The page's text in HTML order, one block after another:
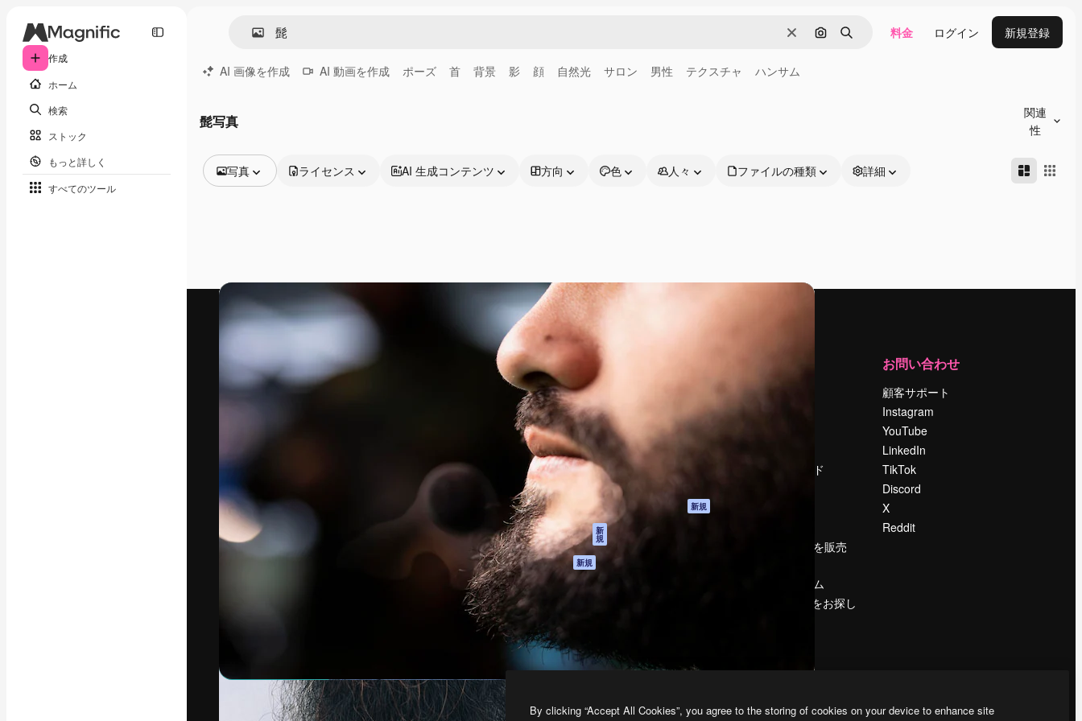
作成
ホーム
検索
ストック
もっと詳しく
すべてのツール
消去 画像で検索
検索 料金 ログイン 新規登録
AI 画像を作成 AI 動画を作成 ポーズ 首 背景 影 顔 自然光 サロン 男性 テクスチャ ハンサム
髭写真
関連
性
写真
動画
映像素材
モーショングラフィックス
動画テンプレート
3D モデル
フォント
ライセンス AI 生成コンテンツ 方向 色 人々 ファイルの種類 詳細
最高のクリエイティブ制作を導くためのプラ
製品
Spaces
AI アシスタント
AI 画像生成ツール
AI 動画生成ツール
AI 音声合成ツール
ストックコンテン
ツ
Claude/ChatGPT
向けMCP
新
規
エージェント 新規
API
モバイルアプリ
すべてのMagnificツ
ール
ドキュメント
サポート
利用規約
プライバシーポリ
オリジナル
新規
料金
検索トレンド
コンテンツを販売
プレスルーム
magnific.aiをお探し
お問い合わせ
顧客サポート
Instagram
YouTube
LinkedIn
TikTok
Discord
X
Reddit
Copyright © 2010-2026 Freepik Company S.L.U. 無断複写・転載を禁じます
By clicking “Accept All Cookies”, you agree to the storing of cookies on your device to enhance site